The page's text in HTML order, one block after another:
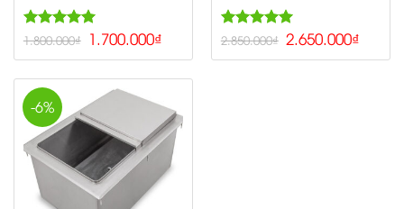
Rated5.00
1.800.000₫ 1.700.000₫ Rated5.00
2.850.000₫ 2.650.000₫
-6%